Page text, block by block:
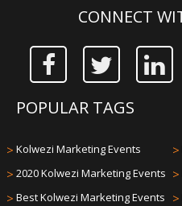
CONNECT
POPULAR TAGS
> Kolwezi Marketing Events
> 2020 Kolwezi Marketing Events
> Best Kolwezi Marketing Events
>
>
>